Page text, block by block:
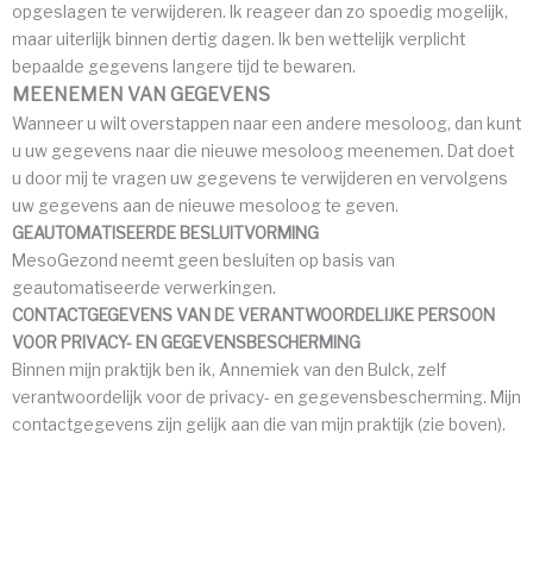
opgeslagen te verwijderen. Ik reageer dan zo spoedig mogelijk,
maar uiterlijk binnen dertig dagen. Ik ben wettelijk verplicht
bepaalde gegevens langere tijd te bewaren.
MEENEMEN VAN GEGEVENS
Wanneer u wilt overstappen naar een andere mesoloog, dan kunt
u uw gegevens naar die nieuwe mesoloog meenemen. Dat doet
u door mij te vragen uw gegevens te verwijderen en vervolgens
uw gegevens aan de nieuwe mesoloog te geven.
GEAUTOMATISEERDE BESLUITVORMING
MesoGezond neemt geen besluiten op basis van
geautomatiseerde verwerkingen.
CONTACTGEGEVENS VAN DE VERANTWOORDELIJKE PERSOON
VOOR PRIVACY- EN GEGEVENSBESCHERMING
Binnen mijn praktijk ben ik, Annemiek van den Bulck, zelf
verantwoordelijk voor de privacy- en gegevensbescherming. Mijn
contactgegevens zijn gelijk aan die van mijn praktijk (zie boven).